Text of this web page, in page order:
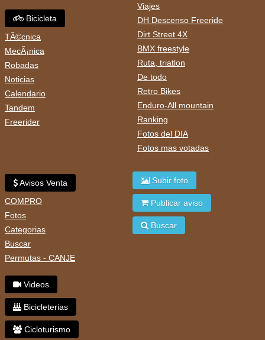
Bicicleta
TÃ©cnica
MecÃ¡nica
Robadas
Noticias
Calendario
Tandem
Freerider
Viajes
DH Descenso Freeride
Dirt Street 4X
BMX freestyle
Ruta, triatlon
De todo
Retro Bikes
Enduro-All mountain
Ranking
Fotos del DIA
Fotos mas votadas
Avisos Venta
COMPRO
Fotos
Categorias
Buscar
Permutas - CANJE
Videos
Bicicleterias
Cicloturismo
Subir foto
Publicar aviso
Buscar